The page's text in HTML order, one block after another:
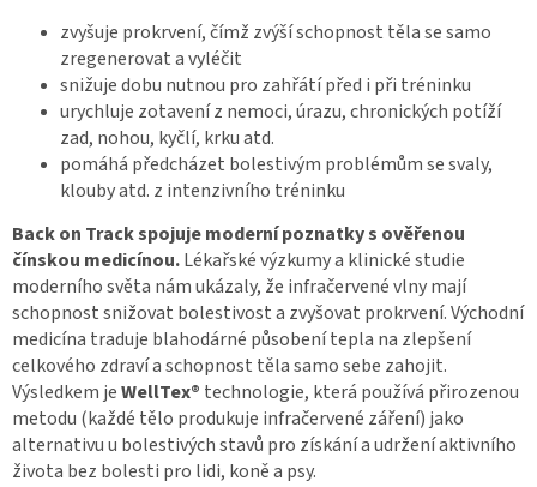
zvyšuje prokrvení, čímž zvýší schopnost těla se samo
zregenerovat a vyléčit
snižuje dobu nutnou pro zahřátí před i při tréninku
urychluje zotavení z nemoci, úrazu, chronických potíží
zad, nohou, kyčlí, krku atd.
pomáhá předcházet bolestivým problémům se svaly,
klouby atd. z intenzivního tréninku
Back on Track spojuje moderní poznatky s ověřenou
čínskou medicínou.Lékařské výzkumy a klinické studie
moderního světa nám ukázaly, že infračervené vlny mají
schopnost snižovat bolestivost a zvyšovat prokrvení. Východní
medicína traduje blahodárné působení tepla na zlepšení
celkového zdraví a schopnost těla samo sebe zahojit.
Výsledkem jeWellTex® technologie, která používá přirozenou
metodu (každé tělo produkuje infračervené záření) jako
alternativu u bolestivých stavů pro získání a udržení aktivního
života bez bolesti pro lidi, koně a psy.